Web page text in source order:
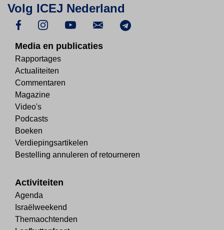
Volg ICEJ Nederland
Media en publicaties
Rapportages
Actualiteiten
Commentaren
Magazine
Video's
Podcasts
Boeken
Verdiepingsartikelen
Bestelling annuleren of retourneren
Activiteiten
Agenda
Israëlweekend
Themaochtenden